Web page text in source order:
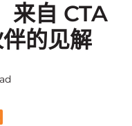
来自 CTA
的见解